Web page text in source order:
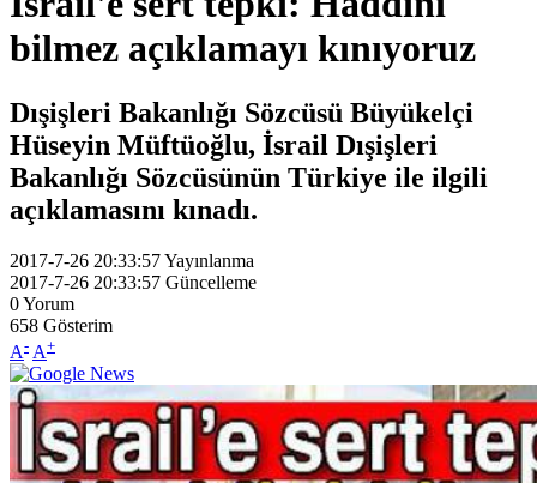
bilmez açıklamayı kınıyoruz
Dışişleri Bakanlığı Sözcüsü Büyükelçi
Hüseyin Müftüoğlu, İsrail Dışişleri
Bakanlığı Sözcüsünün Türkiye ile ilgili
açıklamasını kınadı.
2017-7-26 20:33:57Yayınlanma
2017-7-26 20:33:57 Güncelleme
0Yorum
658 Gösterim
A- A+